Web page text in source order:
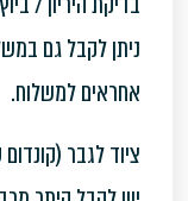
ניתן לקבל גם
אחראים למשלוח.
ציוד לגבר (קונדום